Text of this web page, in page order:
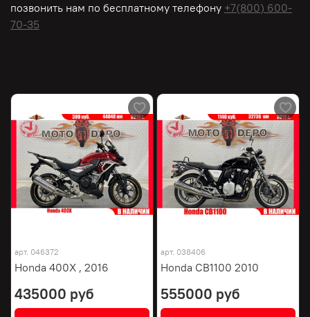
позвонить нам по бесплатному телефону +7(800) 600-
70-35
арт. 046372
Honda 400X , 2016
435000 руб
арт. 038406
Honda CB1100 2010
555000 руб